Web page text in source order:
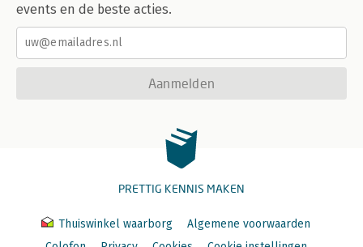
events en de beste acties.
Aanmelden
PRETTIG KENNIS MAKEN
Thuiswinkel waarborg
Algemene voorwaarden